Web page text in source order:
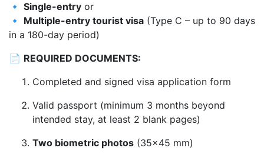
🔹 Single-entry or
🔹 Multiple-entry tourist visa (Type C – up to 90 days
in a 180-day period)
📄 REQUIRED DOCUMENTS:
Completed and signed visa application form
Valid passport (minimum 3 months beyond
intended stay, at least 2 blank pages)
Two biometric photos (35×45 mm)